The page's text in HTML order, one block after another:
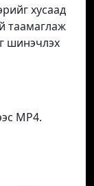
хусаад
таамаглаж
шинэчлэх
MP4.